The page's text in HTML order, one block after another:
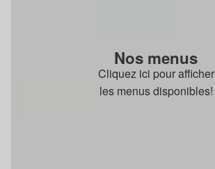
Nos menus
Cliquez ici pour afficher
les menus disponibles!